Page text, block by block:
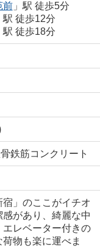
前」駅 徒歩5分
駅 徒歩12分
駅 徒歩18分
鉄筋コンクリート
宿」のここがイチオ
があり、綺麗な中
レベーター付きの
物も楽に運べま